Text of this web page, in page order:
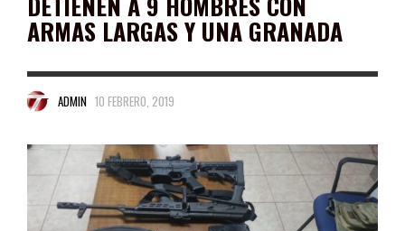
ARMAS LARGAS Y UNA GRANADA
ADMIN 10 FEBRERO, 2019